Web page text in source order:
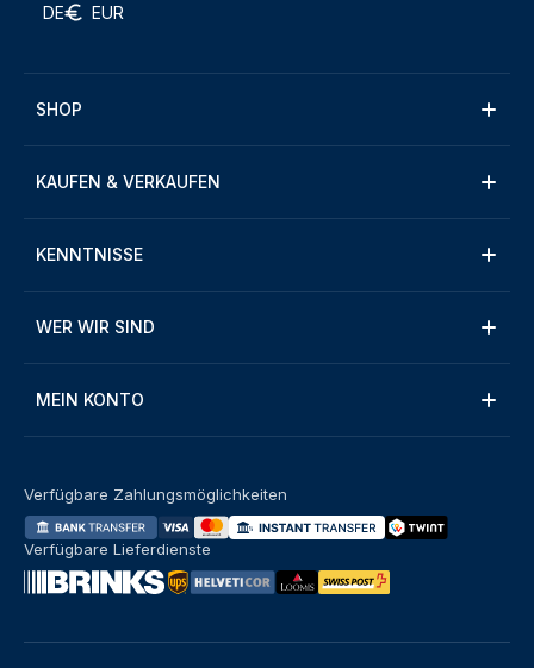
DE EUR
SHOP
KAUFEN & VERKAUFEN
KENNTNISSE
WER WIR SIND
MEIN KONTO
Verfügbare Zahlungsmöglichkeiten
Verfügbare Lieferdienste